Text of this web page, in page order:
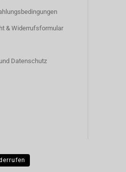
& Widerrufsformular
Datenschutz